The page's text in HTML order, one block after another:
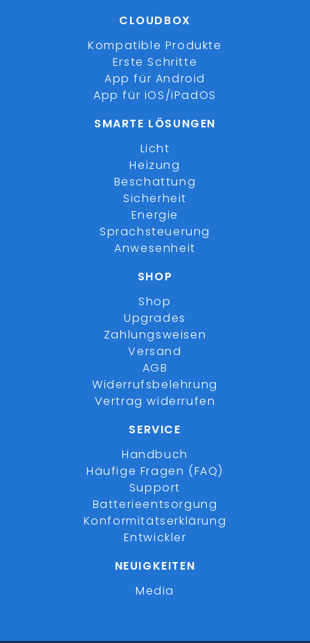
CLOUDBOX
Kompatible Produkte
Erste Schritte
App für Android
App für iOS/iPadOS
SMARTE LÖSUNGEN
Licht
Heizung
Beschattung
Sicherheit
Energie
Sprachsteuerung
Anwesenheit
SHOP
Shop
Upgrades
Zahlungsweisen
Versand
AGB
Widerrufsbelehrung
Vertrag widerrufen
SERVICE
Handbuch
Häufige Fragen (FAQ)
Support
Batterieentsorgung
Konformitätserklärung
Entwickler
NEUIGKEITEN
Media